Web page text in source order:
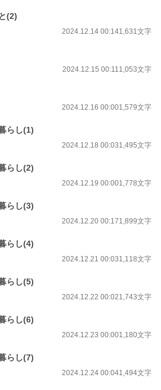
(2)
2024.12.14 00:141,631文字
2024.12.15 00:111,053文字
2024.12.16 00:001,579文字
らし(1)
2024.12.18 00:031,495文字
らし(2)
2024.12.19 00:001,778文字
らし(3)
2024.12.20 00:171,899文字
らし(4)
2024.12.21 00:031,118文字
らし(5)
2024.12.22 00:021,743文字
らし(6)
2024.12.23 00:001,180文字
らし(7)
2024.12.24 00:041,494文字